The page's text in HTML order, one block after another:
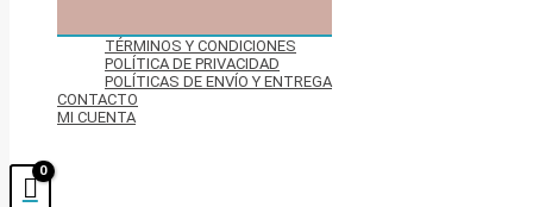
TÉRMINOS Y CONDICIONES
POLÍTICA DE PRIVACIDAD
POLÍTICAS DE ENVÍO Y ENTREGA
CONTACTO
MI CUENTA